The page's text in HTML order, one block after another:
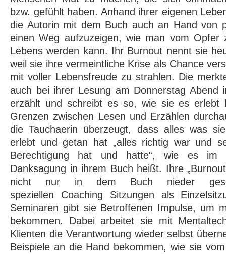
bzw. gefühlt haben. Anhand ihrer eigenen
die Autorin mit dem Buch auch an Hand von
einen Weg aufzuzeigen, wie man vom Opfer
Lebens werden kann. Ihr Burnout nennt sie
weil sie ihre vermeintliche Krise als Chance
mit voller Lebensfreude zu strahlen. Die
auch bei ihrer Lesung am Donnerstag Abend
erzählt und schreibt es so, wie sie es erlebt
Grenzen zwischen Lesen und Erzählen
die Tauchaerin überzeugt, dass alles was
erlebt und getan hat „alles richtig war und
Berechtigung hat und hatte“, wie es im
Danksagung in ihrem Buch heißt. Ihre
nicht nur in dem Buch nieder
speziellen Coaching Sitzungen als
Seminaren gibt sie Betroffenen Impulse, um
bekommen. Dabei arbeitet sie mit
Klienten die Verantwortung wieder selbst
Beispiele an die Hand bekommen, wie sie